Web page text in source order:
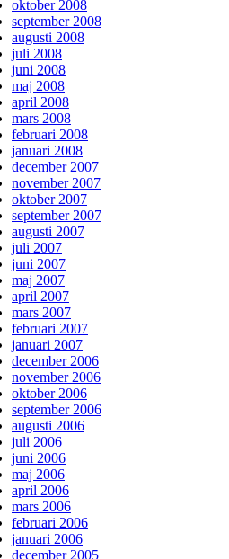
oktober 2008
september 2008
augusti 2008
juli 2008
juni 2008
maj 2008
april 2008
mars 2008
februari 2008
januari 2008
december 2007
november 2007
oktober 2007
september 2007
augusti 2007
juli 2007
juni 2007
maj 2007
april 2007
mars 2007
februari 2007
januari 2007
december 2006
november 2006
oktober 2006
september 2006
augusti 2006
juli 2006
juni 2006
maj 2006
april 2006
mars 2006
februari 2006
januari 2006
december 2005